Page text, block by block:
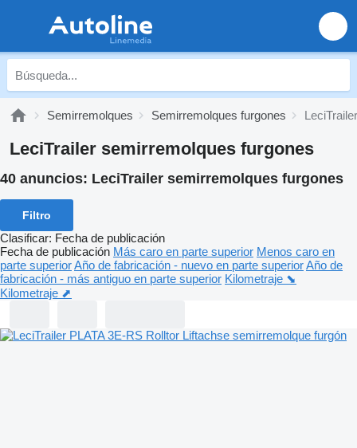
Semirremolques Semirremolques furgones
LeciTrailer semirremolques furgones
40 anuncios: LeciTrailer semirremolques furgones
Filtro
Clasificar: Fecha de publicación
Fecha de publicación Más caro en parte superior Menos caro en
parte superiorAño de fabricación - nuevo en parte superiorAño de
fabricación - más antiguo en parte superior Kilometraje ⬊
Kilometraje ⬈